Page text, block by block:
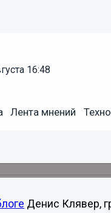
16:48
Лента мнений
Ильей
Денис Клявер,